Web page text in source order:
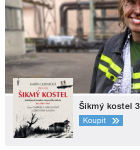
Šikmý kostel 3
Koupit